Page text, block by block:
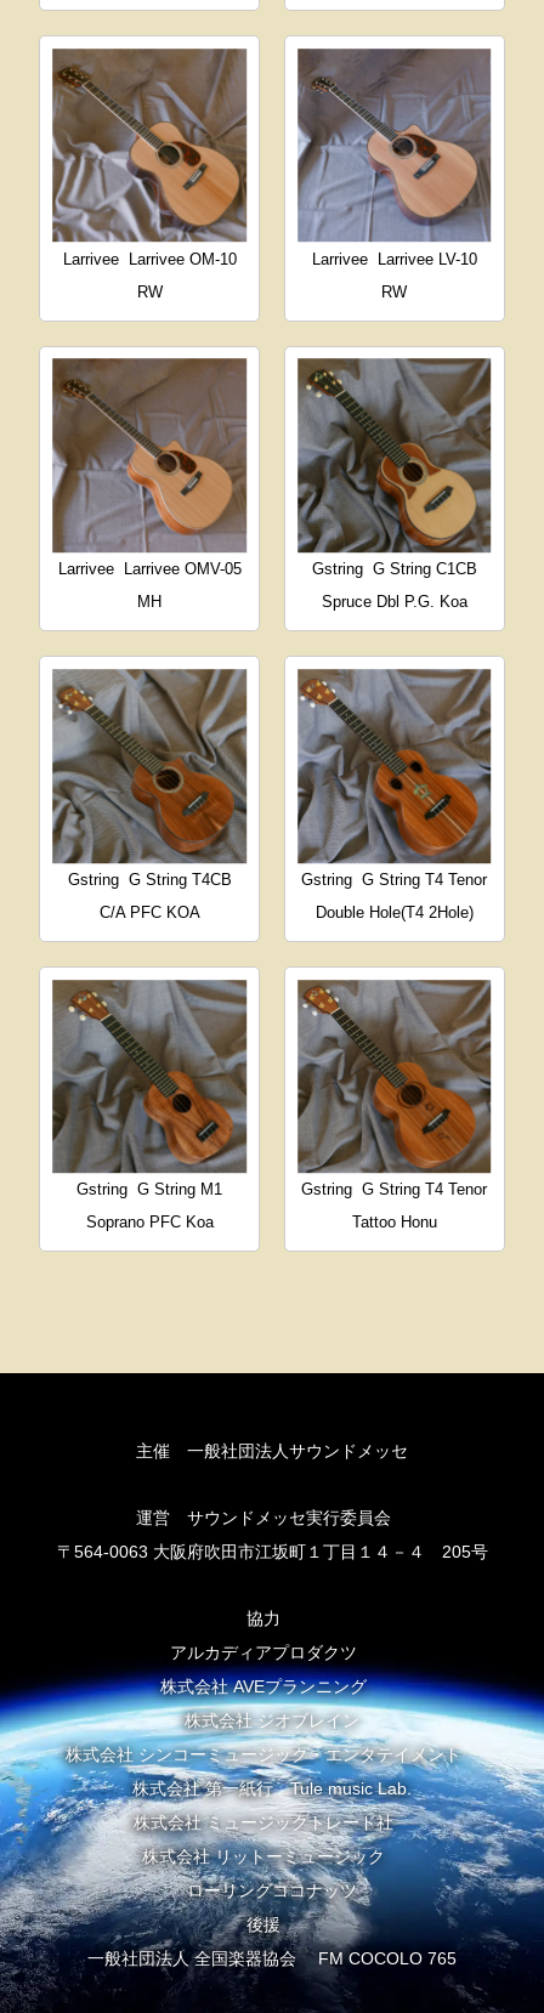
Larrivee
Larrivee OM-10
RW
Larrivee
Larrivee LV-10
RW
Larrivee
Larrivee OMV-05
MH
Gstring G String C1CB
Spruce Dbl P.G. Koa
Gstring G String T4CB
C/A PFC KOA
Gstring G String T4 Tenor
Double Hole(T4 2Hole)
Gstring G String M1
Soprano PFC Koa
Gstring G String T4 Tenor
Tattoo Honu
主催 一般社団法人サウンドメッセ
運営 サウンドメッセ実行委員会
〒564-0063 大阪府吹田市江坂町１丁目１４－４ 205号
協力
アルカディアプロダクツ
株式会社 AVEプランニング
株式会社 ジオブレイン
株式会社 シンコーミュージック・エンタテイメント
株式会社 第一紙行 Tule music Lab.
株式会社 ミュージックトレード社
株式会社 リットーミュージック
ローリングココナッツ
後援
一般社団法人 全国楽器協会 FM COCOLO 765